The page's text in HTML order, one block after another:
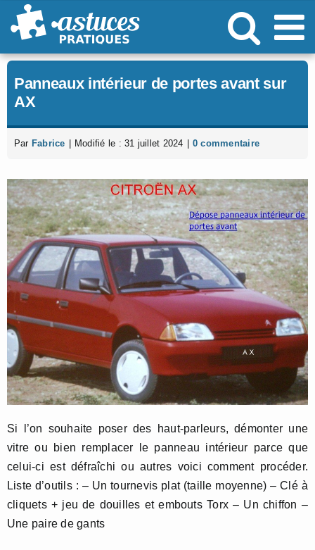
Passer
au
Panneaux intérieur de portes avant sur
AX
Par Fabrice Modifié le : 31 juillet 2024 0 commentaire
Si l’on souhaite poser des haut-parleurs, démonter une
vitre ou bien remplacer le panneau intérieur parce que
celui-ci est défraîchi ou autres voici comment procéder.
Liste d’outils : – Un tournevis plat (taille moyenne) – Clé à
cliquets + jeu de douilles et embouts Torx – Un chiffon –
Une paire de gants